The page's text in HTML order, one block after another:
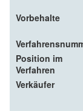
Vorbehalte
Position im
Verfahren
Verkäufer